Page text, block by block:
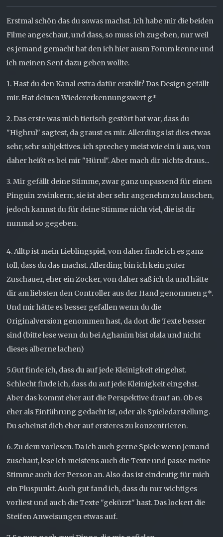
Erstmal schön das du sowas machst. Ich habe mir die beiden
Filme angeschaut, und dass, so muss ich zugeben, nur weil
es jemand gemacht hat den ich hier ausm Forum kenne und
ich meinen Senf dazu geben wollte.
1. Hast du den Kanal extra dafür erstellt? Das Design gefällt
mir. Hat deinen Wiedererkennungswert g*
2. Das erste was mich tierisch gestört hat war, dass du
"Highrul" sagtest, da graust es mir. Allerdings ist dies etwas
sehr, sehr subjektives. ich spreche y meist wie ein ü aus, von
daher heißt es bei mir "Hürul". Aber mach dir nichts draus...
3. Mir gefällt deine Stimme, zwar ganz unpassend für einen
Pinguin :zwinkern:, sie ist aber sehr angenehm zu lauschen,
jedoch kannst du für deine Stimme nicht viel, die ist dir
nunmal so gegeben.
4. Alltp ist mein Lieblingspiel, von daher finde ich es ganz
toll, dass du das machst. Allerding bin ich kein guter
Zuschauer, eher ein Zocker, von daher saß ich da und hätte
dir am liebsten den Controller aus der Hand genommen g*.
Und mir hätte es besser gefallen wenn du die
Originalversion genommen hast, da dort die Texte besser
sind (bitte lese wenn du bei Aghanim bist olala und nicht
dieses alberne lachen)
5.Gut finde ich, dass du auf jede Kleinigkeit eingehst.
Schlecht finde ich, dass du auf jede Kleinigkeit eingehst.
Aber das kommt eher auf die Perspektive drauf an. Ob es
eher als Einführung gedacht ist, oder als Spieledarstellung.
Du scheinst dich eher auf ersteres zu konzentrieren.
6. Zu dem vorlesen. Da ich auch gerne Spiele wenn jemand
zuschaut, lese ich meistens auch die Texte und passe meine
Stimme auch der Person an. Also das ist eindeutig für mich
ein Pluspunkt. Auch gut fand ich, dass du nur wichtiges
vorliest und auch die Texte "gekürzt" hast. Das lockert die
Steifen Anweisungen etwas auf.